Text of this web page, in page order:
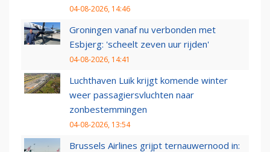
04-08-2026, 14:46
Groningen vanaf nu verbonden met
Esbjerg: 'scheelt zeven uur rijden'
04-08-2026, 14:41
Luchthaven Luik krijgt komende winter
weer passagiersvluchten naar
zonbestemmingen
04-08-2026, 13:54
Brussels Airlines grijpt ternauwernood in: